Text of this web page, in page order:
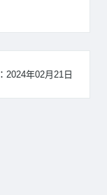
2024年02月21日